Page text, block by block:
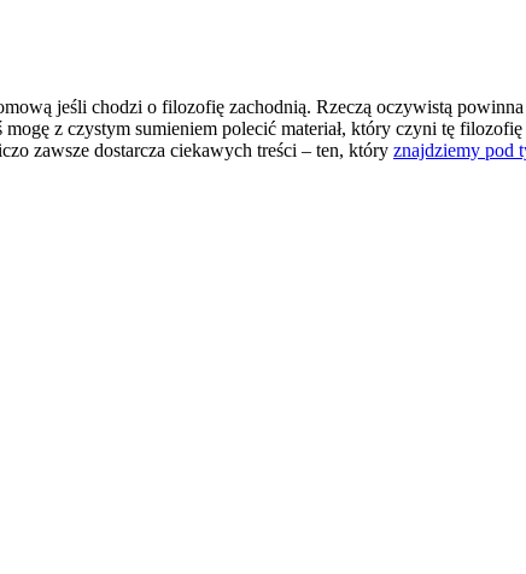
jeśli chodzi o filozofię zachodnią. Rzeczą oczywistą
z czystym sumieniem polecić materiał, który czyni tę
zawsze dostarcza ciekawych treści – ten, który znajdziemy pod